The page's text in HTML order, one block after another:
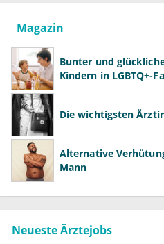
Magazin
Bunter und
Kindern in LGBTQ+-
Die wichtigsten
Alternative
Mann
Neueste Ärztejobs